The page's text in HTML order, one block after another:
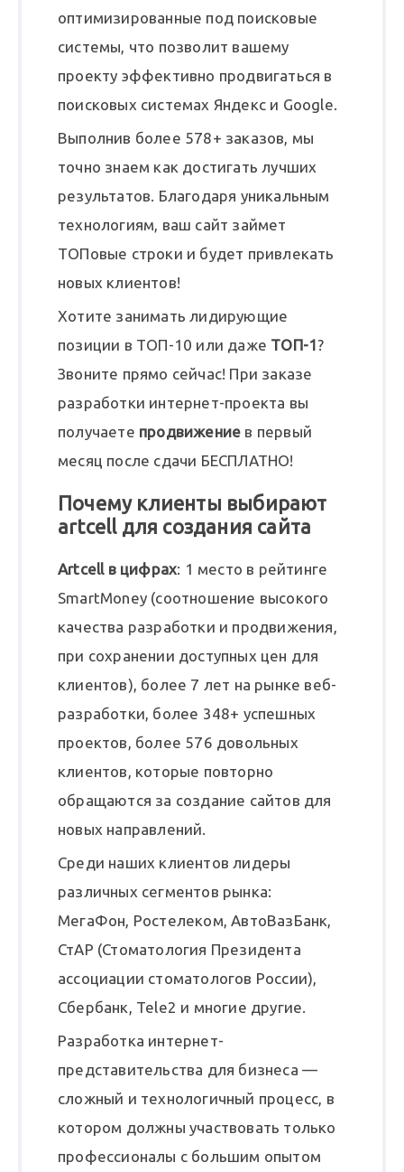
оптимизированные под поисковые
системы, что позволит вашему
проекту эффективно продвигаться в
поисковых системах Яндекс и Google.
Выполнив более 578+ заказов, мы
точно знаем как достигать лучших
результатов. Благодаря уникальным
технологиям, ваш сайт займет
ТОПовые строки и будет привлекать
новых клиентов!
Хотите занимать лидирующие
позиции в ТОП-10 или даже ТОП-1?
Звоните прямо сейчас! При заказе
разработки интернет-проекта вы
получаете продвижение в первый
месяц после сдачи БЕСПЛАТНО!
Почему клиенты выбирают
artcell для создания сайта
Artcell в цифрах: 1 место в рейтинге
SmartMoney (соотношение высокого
качества разработки и продвижения,
при сохранении доступных цен для
клиентов), более 7 лет на рынке веб-
разработки, более 348+ успешных
проектов, более 576 довольных
клиентов, которые повторно
обращаются за создание сайтов для
новых направлений.
Среди наших клиентов лидеры
различных сегментов рынка:
МегаФон, Ростелеком, АвтоВазБанк,
СтАР (Стоматология Президента
ассоциации стоматологов России),
Сбербанк, Tele2 и многие другие.
Разработка интернет-
представительства для бизнеса —
сложный и технологичный процесс, в
котором должны участвовать только
профессионалы с большим опытом